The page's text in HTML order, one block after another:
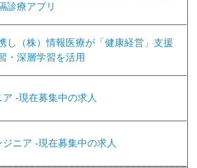
診療アプリ
し（株）情報医療が「健康経営」支援
・深層学習を活用
-現在募集中の求人
ニア -現在募集中の求人